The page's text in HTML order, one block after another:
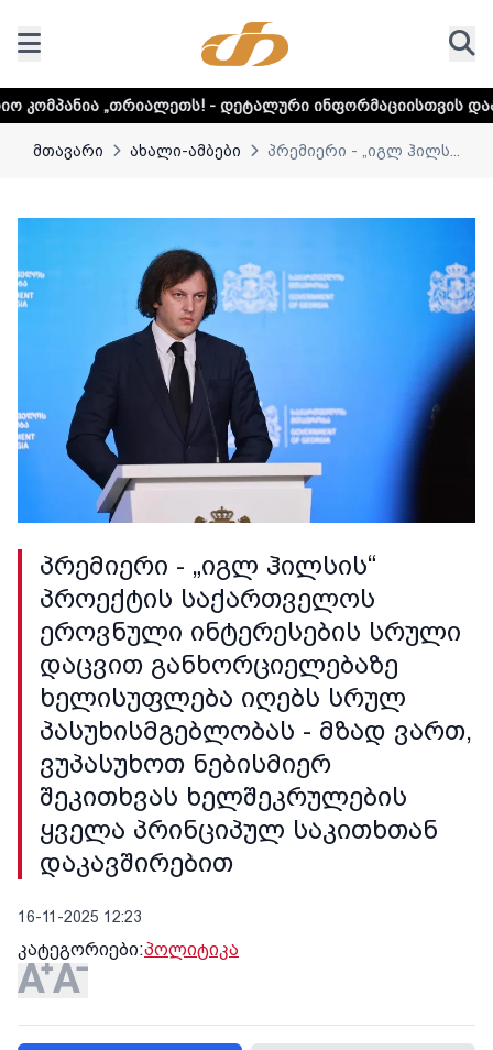
- დეტალური ინფორმაციისთვის დააკლიკეთ ლინკს
მთავარი ახალი-ამბები პრემიერი - „იგლ ჰილს...
პრემიერი - „იგლ ჰილსის“
პროექტის საქართველოს
ეროვნული ინტერესების სრული
დაცვით განხორციელებაზე
ხელისუფლება იღებს სრულ
პასუხისმგებლობას - მზად ვართ,
ვუპასუხოთ ნებისმიერ
შეკითხვას ხელშეკრულების
ყველა პრინციპულ საკითხთან
დაკავშირებით
16-11-2025 12:23
კატეგორიები:პოლიტიკა